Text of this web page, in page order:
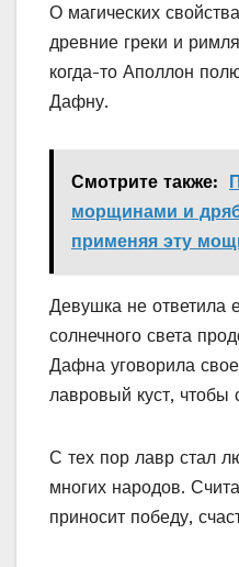
О магических
древние греки и
когда-то Аполлон
Дафну.
Смотрите также:
морщинами и
применяя эту
Девушка не ответила
солнечного света
Дафна уговорила
лавровый куст, чтобы
С тех пор лавр стал
многих народов.
приносит победу,